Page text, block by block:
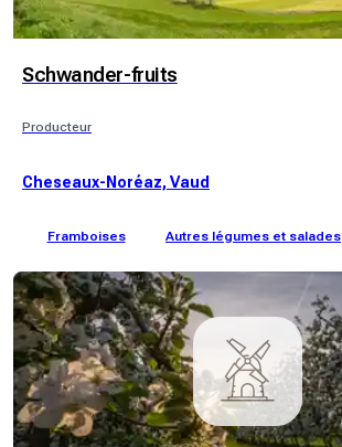
Schwander-fruits
Producteur
Cheseaux-Noréaz, Vaud
Framboises Autres légumes et salades